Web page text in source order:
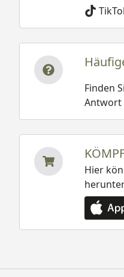
Finden
Antwort
Hier